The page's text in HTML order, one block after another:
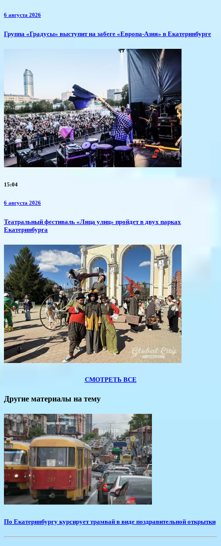
6 августа 2026
​Группа «Градусы» выступит на забеге «Европа-Азия» в Екатеринбурге
15:04
6 августа 2026
​Театральный фестиваль «Лица улиц» пройдет в двух парках
Екатеринбурга
СМОТРЕТЬ ВСЕ
Другие материалы на тему
​По Екатеринбургу курсирует трамвай в виде поздравительной открытки